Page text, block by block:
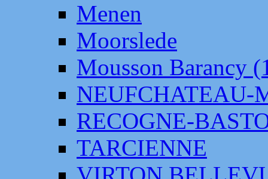
Menen
Moorslede
Mousson Barancy
NEUFCHATEAU-
RECOGNE-
TARCIENNE